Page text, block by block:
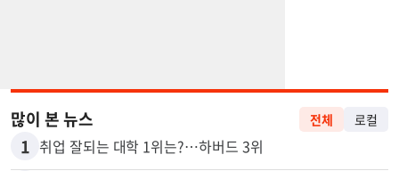
많이 본 뉴스 전체 로컬
1 취업 잘되는 대학 1위는?…하버드 3위